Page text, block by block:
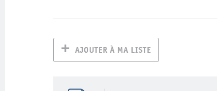
AJOUTER À MA LISTE